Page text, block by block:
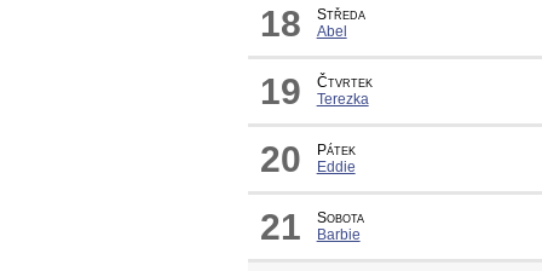
18
Středa
Abel
19
Čtvrtek
Terezka
20
Pátek
Eddie
21
Sobota
Barbie